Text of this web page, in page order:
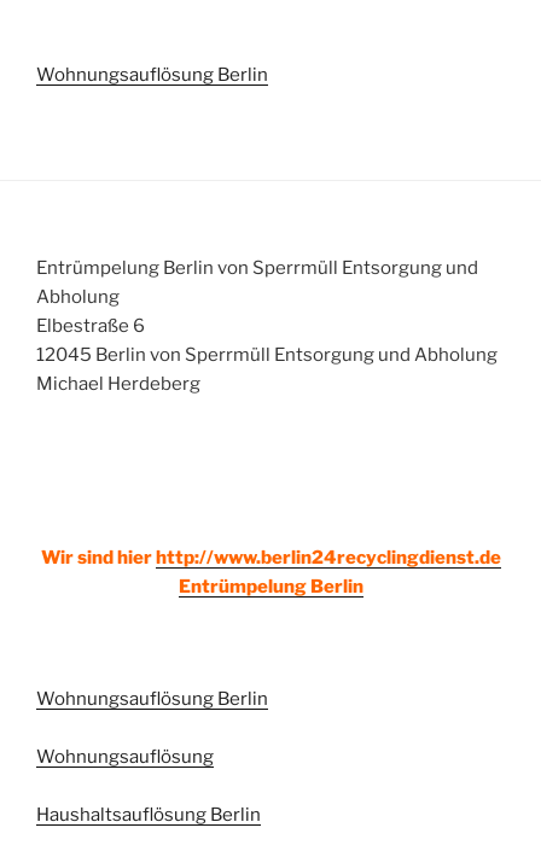
Wohnungsauflösung Berlin
Entrümpelung Berlin von Sperrmüll Entsorgung und
Abholung
Elbestraße 6
12045 Berlin von Sperrmüll Entsorgung und Abholung
Michael Herdeberg
Wir sind hierhttp://www.berlin24recyclingdienst.de
Entrümpelung Berlin
Wohnungsauflösung Berlin
Wohnungsauflösung
Haushaltsauflösung Berlin